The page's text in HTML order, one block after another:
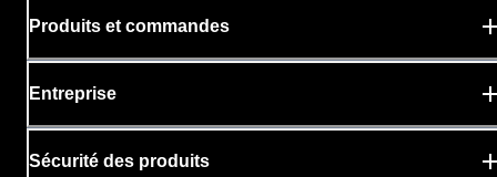
Produits et commandes
Entreprise
Sécurité des produits